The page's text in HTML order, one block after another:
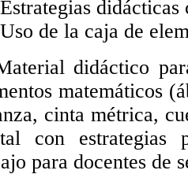
Estrategias
Uso de la caja de
didáctico
matemáticos
cinta métrica,
con estrategias
para docentes de